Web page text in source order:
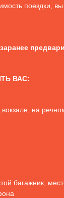
поездки,
ВАС:
на
багажник,